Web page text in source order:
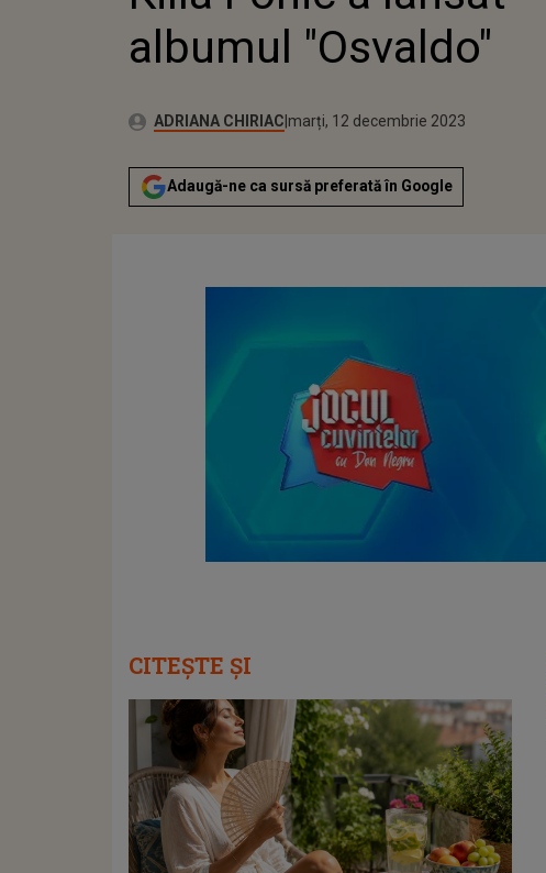
albumul "Osvaldo"
Autor:ADRIANA CHIRIACPublicat:
luni, 12 decembrie 2022
Actualizat:
marți, 12 decembrie 2023
Adaugă-ne ca sursă preferată în Google
CITEȘTE ȘI